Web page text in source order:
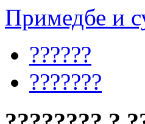
Примедбе и
??????
???????